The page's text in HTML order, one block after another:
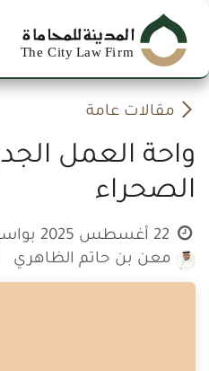
تخطي للذهاب إلى المحتوى
مقالات عامة
واحة العمل
الصحراء
22 أغسطس 2025
معن بن حاتم الظاهري